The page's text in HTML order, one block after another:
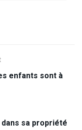
enfants sont à
sa propriété